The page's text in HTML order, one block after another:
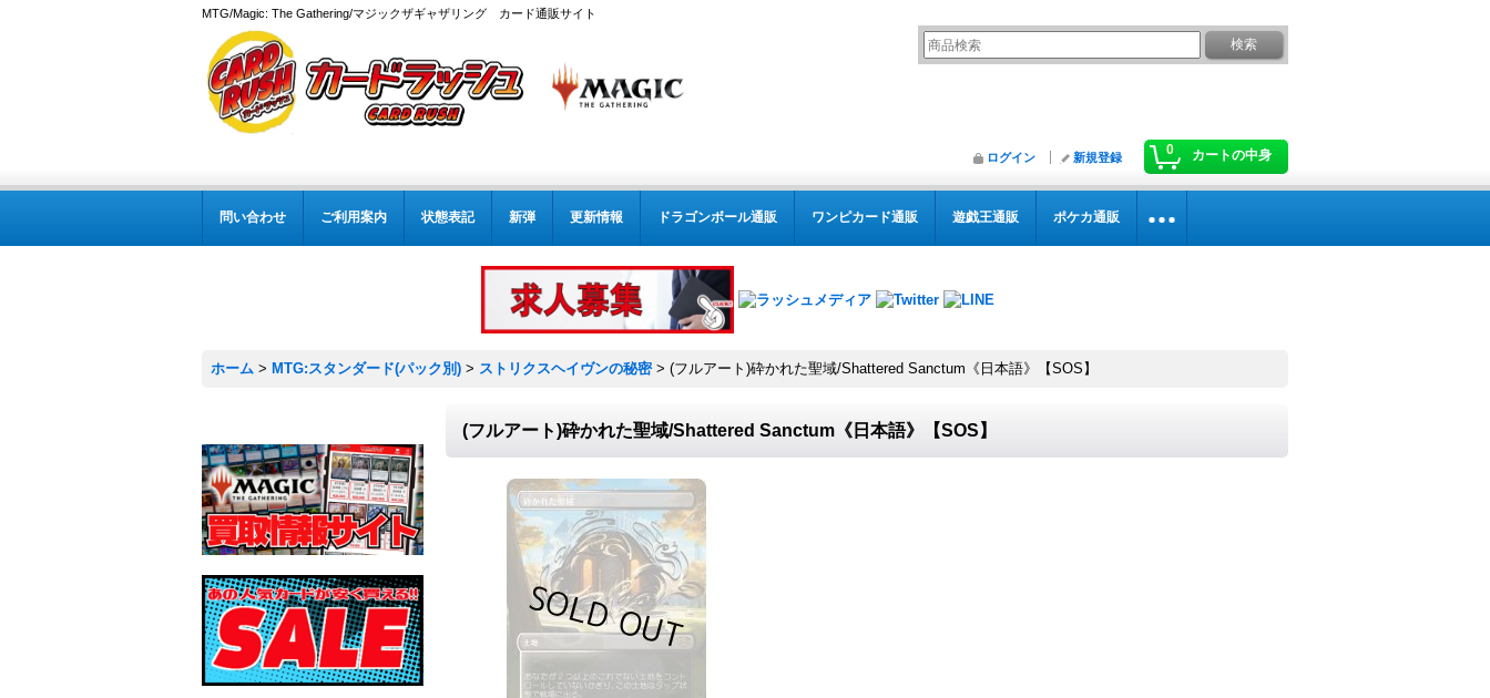
MTG/Magic: The Gathering/マジックザギャザリング カード通販サイト
0 カートの中身
ログイン 新規登録
問い合わせ ご利用案内 状態表記 新弾 更新情報 ドラゴンボール通販 ワンピカード通販 遊戯王通販 ポケカ通販
ホーム > MTG:スタンダード(パック別) > ストリクスヘイヴンの秘密 > (フルアート)砕かれた聖域/Shattered Sanctum《日本語》【SOS】
(フルアート)砕かれた聖域/Shattered Sanctum《日本語》【SOS】